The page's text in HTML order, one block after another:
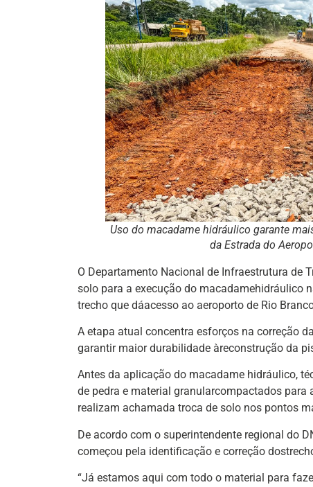
Uso do macadame hidráulico garante
da Estrada do
O Departamento Nacional de Infraestrutura de
solo para a execução do macadamehidráulico
trecho que dáacesso ao aeroporto de Rio
A etapa atual concentra esforços na correção
garantir maior durabilidade àreconstrução da
Antes da aplicação do macadame hidráulico,
de pedra e material granularcompactados
realizam achamada troca de solo nos pontos
De acordo com o superintendente regional do
começou pela identificação e correção
“Já estamos aqui com todo o material para